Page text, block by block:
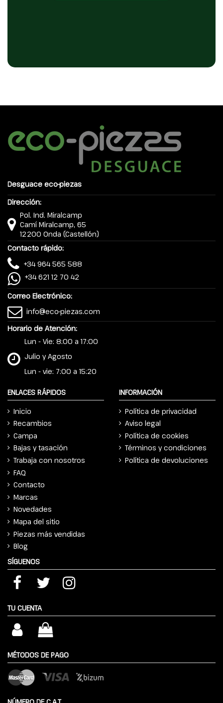
Desguace eco-piezas
Dirección:
Pol. Ind. Miralcamp
Camí Miralcamp, 65
12200 Onda (Castellón)
Contacto rápido:
+34 964 565 588
+34 621 12 70 42
Correo Electrónico:
info@eco-piezas.com
Horario de Atención:
Lun - Vie: 8:00 a 17:00
Julio y Agosto
Lun - vie: 7:00 a 15:20
ENLACES RÁPIDOS
Inicio
Recambios
Campa
Bajas y tasación
Trabaja con nosotros
FAQ
Contacto
Marcas
Novedades
Mapa del sitio
Piezas más vendidas
Blog
INFORMACIÓN
Política de privacidad
Aviso legal
Política de cookies
Términos y condiciones
Política de devoluciones
SÍGUENOS
TU CUENTA
MÉTODOS DE PAGO